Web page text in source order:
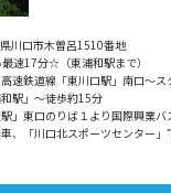
口市木曽呂1510番地
速17分☆（東浦和駅まで）
速鉄道線「東川口駅」南口～
駅」～徒歩約15分
」東口のりば１より国際興業
、「川口北スポーツセンター